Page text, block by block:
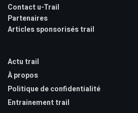
Contact u-Trail
Partenaires
Articles sponsorisés trail
Actu trail
À propos
Politique de confidentialité
Entrainement trail